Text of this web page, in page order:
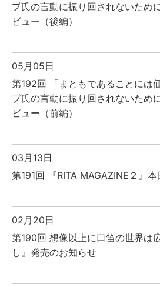
プ氏の言動に振り回されないため
ビュー（後編）
05月05日
第192回 「まともであることに
プ氏の言動に振り回されないため
ビュー（前編）
03月13日
第191回 『RITA MAGAZINE２』本
02月20日
第190回 想像以上に口笛の世界は
し』発売のお知らせ